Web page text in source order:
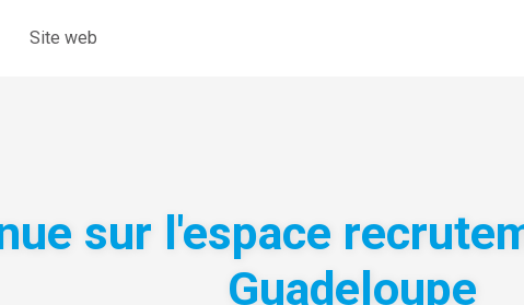
Site web
sur l'espace
Guadeloupe